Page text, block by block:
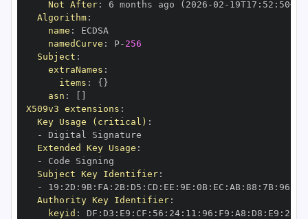
Not After: 6 months ago (2026 -02 - 19T17 : 52 : 50+00
Algorithm:
name :
namedCurve : P- 256
Subject :
extraNames :
items : { }
asn :
X509v3 extensions :
Key Usage (critical) :
-
Extended Key Usage :
-
Subject Key Identifier:
-
19 : 2D : 9B: FA : 2B: D5 : CD : EE : 9E : 0B: EC : AB: 88 : 7B: 96
Authority Key Identifier:
keyid : DF : D3 : E9 : CF : 56 : 24: 11 : 96 : F9 : A8 : D8 : E9 : 28